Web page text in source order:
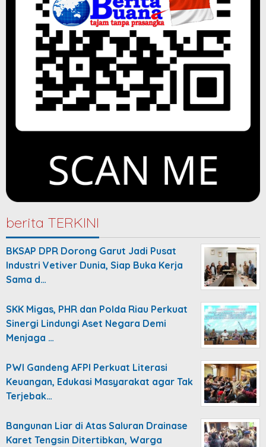
berita TERKINI
BKSAP DPR Dorong Garut Jadi Pusat
Industri Vetiver Dunia, Siap Buka Kerja
Sama d…
SKK Migas, PHR dan Polda Riau Perkuat
Sinergi Lindungi Aset Negara Demi
Menjaga …
PWI Gandeng AFPI Perkuat Literasi
Keuangan, Edukasi Masyarakat agar Tak
Terjebak…
Bangunan Liar di Atas Saluran Drainase
Karet Tengsin Ditertibkan, Warga